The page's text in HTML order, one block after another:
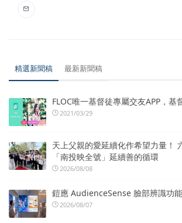
精選新聞稿 最新新聞稿
FLOC唯一基督徒專屬交友APP，基
2021/03/29
天上父親的愛延續化作希望力量！
「南投映全號」延續善的循環
2026/08/08
鎧應 AudienceSense 臉部辨識功
2026/08/07